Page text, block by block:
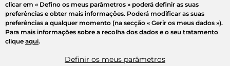
clicar em « Defino os meus parâmetros » poderá definir as suas
preferências e obter mais informações. Poderá modificar as suas
preferências a qualquer momento (na secção « Gerir os meus dados »).
Para mais informações sobre a recolha dos dados e o seu tratamento
clique aqui.
Definir os meus parâmetros